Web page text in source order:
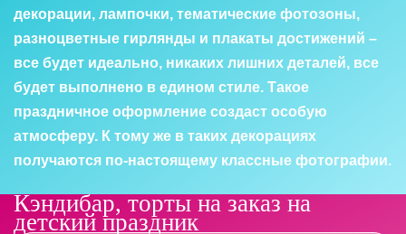
декорации, лампочки, тематические фотозоны,
разноцветные гирлянды и плакаты достижений –
все будет идеально, никаких лишних деталей, все
будет выполнено в едином стиле. Такое
праздничное оформление создаст особую
атмосферу. К тому же в таких декорациях
получаются по-настоящему классные фотографии.
Кэндибар, торты на заказ на
детский праздник